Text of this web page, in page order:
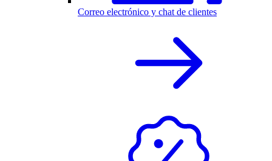
Correo electrónico y chat de clientes